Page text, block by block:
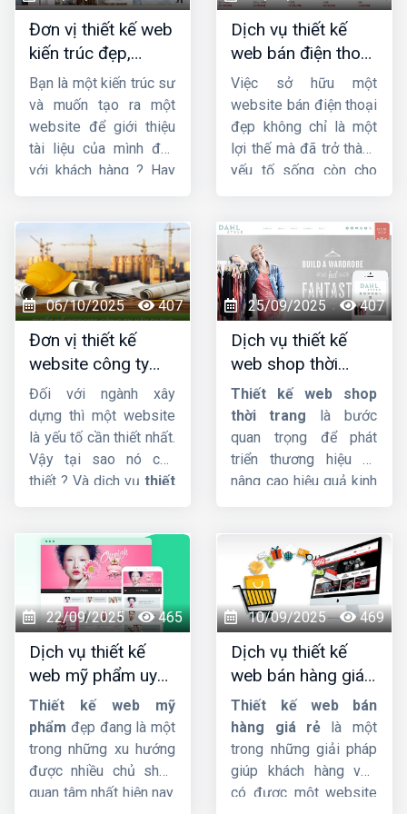
chúng tôi đảm bảo
mang sự hài lòng cho
quý khách về chất
lượng dịch vụ.
website theo phong
thủy.
Đơn vị thiết kế web
kiến trúc đẹp,
chuyên nghiệp,
chuẩn SEO
Bạn là một kiến trúc sư
và muốn tạo ra một
website để giới thiệu
tài liệu của mình đến
với khách hàng ? Hay
web kiến trúc
chuyên
nghiệp, uy tín ? Vậy thì
hãy theo dõi ngay bài
viết này củaCông ty
HIG.
Dịch vụ thiết kế
web bán điện thoại
chuyên nghiệp giúp
tăng doanh số
Việc sở hữu một
website bán điện thoại
đẹp không chỉ là một
lợi thế mà đã trở thành
yếu tố sống còn cho
chuỗi bán lẻ lớn. Một
thiết kế web bán điện
thoạichuyên nghiệp,
ấn tượng và tối ưu hóa
trải nghiệm người dùng
sẽ là cầu nối vững
chắc giữa thương hiệu
của bạn và khách hàng
tiềm năng, giúp bạn
bứt phá doanh số và
khẳng định vị thế trên
thị trường.
06/10/2025 407
Đơn vị thiết kế
website công ty
xây dựng chuyên
nghiệp, chuẩn SEO
Đối với ngành xây
dựng thì một website
là yếu tố cần thiết nhất.
Vậy tại sao nó cần
thiết ? Và dịch vụ thiết
đẳng cấp, tích hợp sẵn
Responsive, cấu trúc
code chuẩn SEO hỗ trợ
lên Top Google nhanh
chóng quan trọng như
thế nào đối với trang
web ?
25/09/2025 407
Dịch vụ thiết kế
web shop thời
trang đẹp, ấn
tượng, chuyên
nghiệp
Thiết kế web shop
thời trang là bước
quan trọng để phát
triển thương hiệu và
nâng cao hiệu quả kinh
cấp dịch vụ
thiet ke
web shop thoi trang
uy tín, chuyên nghiệp,
giao diện đẹp, đảm
bảo chất lượng với giá
rẻ. Hãy liên hệ với đội
ngũ nhân viên tư vấn
củaHIG chúng tôi.
22/09/2025 465
Dịch vụ thiết kế
web mỹ phẩm uy
tín, chuyên nghiệp,
chuẩn SEO
Thiết kế web mỹ
phẩm đẹp đang là một
trong những xu hướng
được nhiều chủ shop
quan tâm nhất hiện nay.
10/09/2025 469
Dịch vụ thiết kế
web bán hàng giá
rẻ, đẹp, chuyên
nghiệp
Thiết kế web bán
hàng giá rẻ là một
trong những giải pháp
giúp khách hàng vừa
có được một website